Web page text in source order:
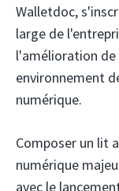
Walletdoc,
large de
l'amélioration de
environnement
numérique.
Composer un lit
numérique
avec le